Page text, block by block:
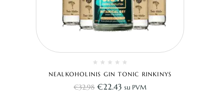
NEALKOHOLINIS GIN TONIC RINKINYS
€32.98 €22.43 su PVM